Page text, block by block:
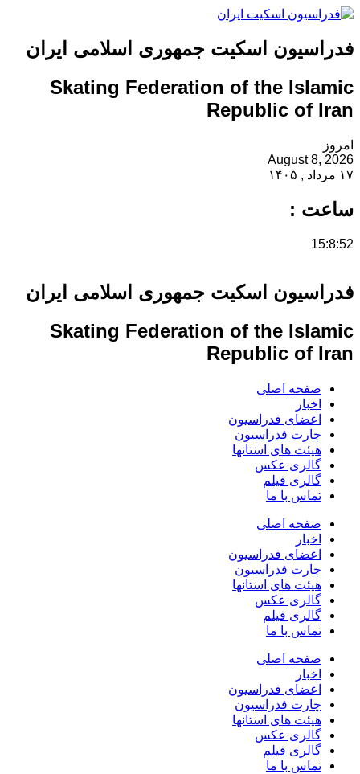
فدراسیون اسکیت جمهوری اسلامی ایران
Skating Federation of the Islamic
Republic of Iran
امروز
August 8, 2026
۱۷ مرداد , ۱۴۰۵
ساعت :
15:8:53
فدراسیون اسکیت جمهوری اسلامی ایران
Skating Federation of the Islamic
Republic of Iran
صفحه اصلی
اخبار
اعضای فدراسیون
چارت فدراسیون
هیئت های استانها
گالری عکس
گالری فیلم
تماس با ما
صفحه اصلی
اخبار
اعضای فدراسیون
چارت فدراسیون
هیئت های استانها
گالری عکس
گالری فیلم
تماس با ما
صفحه اصلی
اخبار
اعضای فدراسیون
چارت فدراسیون
هیئت های استانها
گالری عکس
گالری فیلم
تماس با ما